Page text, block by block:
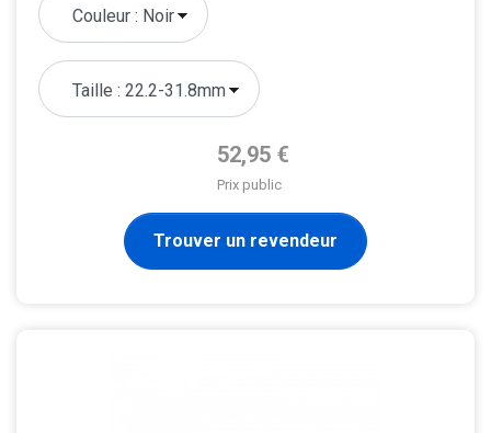
Prix de base
52,95 €
Prix public
Trouver un revendeur